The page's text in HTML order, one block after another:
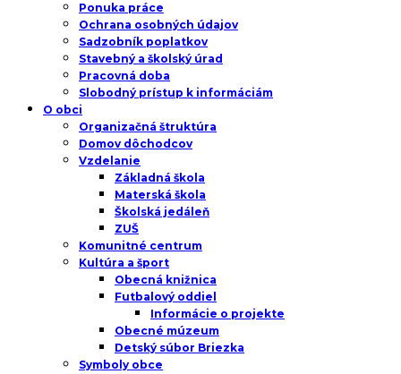
Ponuka práce
Ochrana osobných údajov
Sadzobník poplatkov
Stavebný a školský úrad
Pracovná doba
Slobodný prístup k informáciám
O obci
Organizačná štruktúra
Domov dôchodcov
Vzdelanie
Základná škola
Materská škola
Školská jedáleň
ZUŠ
Komunitné centrum
Kultúra a šport
Obecná knižnica
Futbalový oddiel
Informácie o projekte
Obecné múzeum
Detský súbor Briezka
Symboly obce